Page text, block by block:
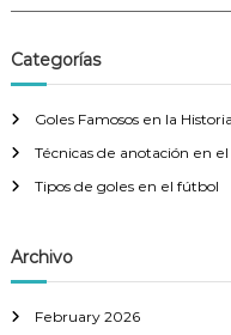
r
c
f
o
r
Categorías
Goles Famosos en la
Técnicas de anotación en
Tipos de goles en el fútbol
Archivo
February 2026